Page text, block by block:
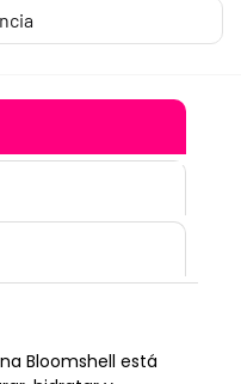
Bloomshell está